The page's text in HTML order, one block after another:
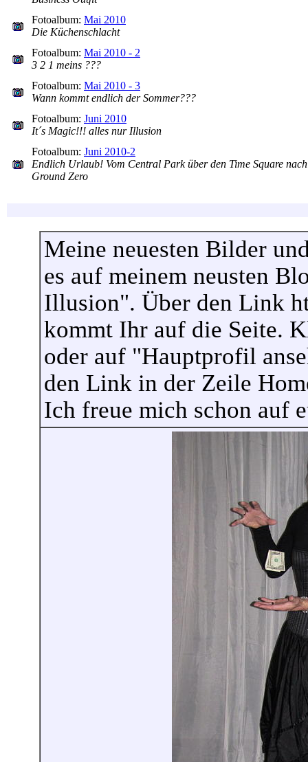
Fotoalbum: Mai 2010
Die Küchenschlacht
Fotoalbum: Mai 2010 - 2
3 2 1 meins ???
Fotoalbum: Mai 2010 - 3
Wann kommt endlich der Sommer???
Fotoalbum: Juni 2010
It´s Magic!!! alles nur Illusion
Fotoalbum: Juni 2010-2
Endlich Urlaub! Vom Central Park über den Time Square nach
Ground Zero
Meine neuesten Bilder
es auf meinem neusten
Illusion". Über den Link
kommt Ihr auf die Seite.
oder auf "Hauptprofil
den Link in der Zeile
Ich freue mich schon auf